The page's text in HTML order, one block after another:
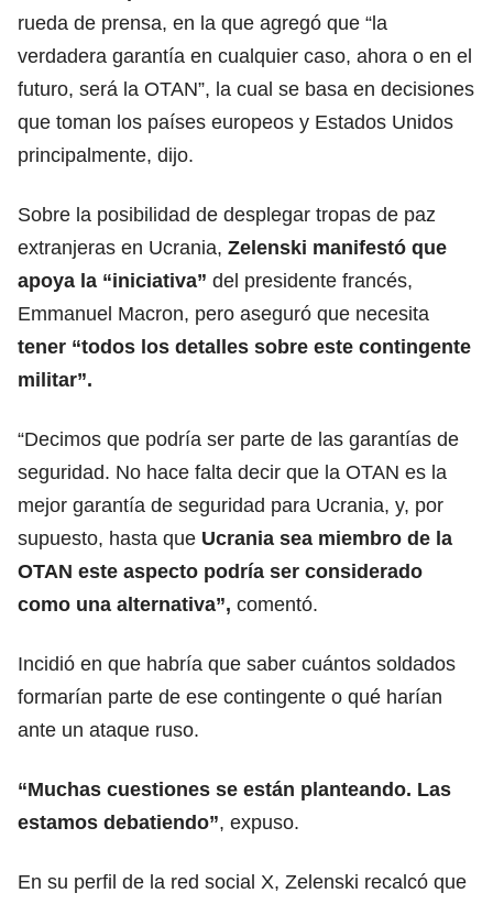
rueda de prensa, en la que agregó que “la
verdadera garantía en cualquier caso, ahora o en el
futuro, será la OTAN”, la cual se basa en decisiones
que toman los países europeos y Estados Unidos
principalmente, dijo.
Sobre la posibilidad de desplegar tropas de paz
extranjeras en Ucrania, Zelenski manifestó que
apoya la “iniciativa” del presidente francés,
Emmanuel Macron, pero aseguró que necesita
tener “todos los detalles sobre este contingente
militar”.
“Decimos que podría ser parte de las garantías de
seguridad. No hace falta decir que la OTAN es la
mejor garantía de seguridad para Ucrania, y, por
supuesto, hasta que Ucrania sea miembro de la
OTAN este aspecto podría ser considerado
como una alternativa”, comentó.
Incidió en que habría que saber cuántos soldados
formarían parte de ese contingente o qué harían
ante un ataque ruso.
“Muchas cuestiones se están planteando. Las
estamos debatiendo”, expuso.
En su perfil de la red social X, Zelenski recalcó que